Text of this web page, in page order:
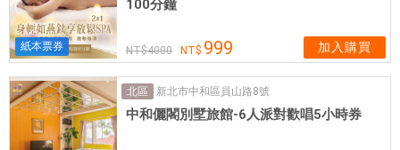
度
的
服
務
熱
紙本票券
100分鐘
4000 999 加入購買
北區 新北市中和區員山路8號
中和儷閣別墅旅館-6人派對歡唱5小時券